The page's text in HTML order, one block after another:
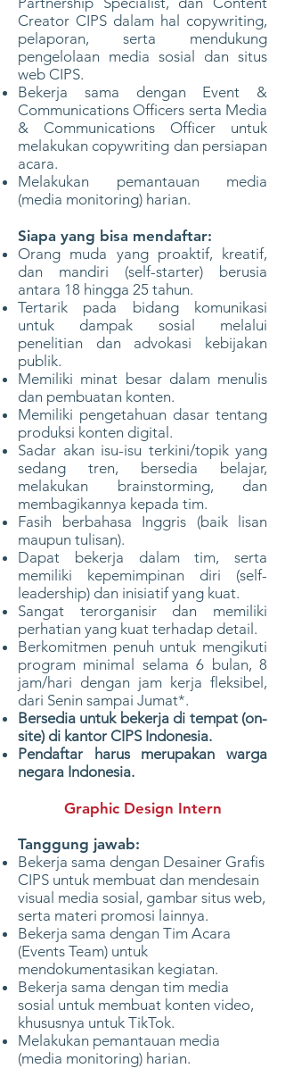
Creator CIPS dalam hal copywriting,
pelaporan, serta mendukung
pengelolaan media sosial dan situs
web CIPS.
Bekerja sama dengan Event &
Communications Officers serta Media
& Communications Officer untuk
melakukan copywriting dan persiapan
acara.
Melakukan pemantauan media
(media monitoring) harian.
Siapa yang bisa mendaftar:
Orang muda yang proaktif, kreatif,
dan mandiri (self-starter) berusia
antara 18 hingga 25 tahun.
Tertarik pada bidang komunikasi
untuk dampak sosial melalui
penelitian dan advokasi kebijakan
publik.
Memiliki minat besar dalam menulis
dan pembuatan konten.
Memiliki pengetahuan dasar tentang
produksi konten digital.
Sadar akan isu-isu terkini/topik yang
sedang tren, bersedia belajar,
melakukan brainstorming, dan
membagikannya kepada tim.
Fasih berbahasa Inggris (baik lisan
maupun tulisan).
Dapat bekerja dalam tim, serta
memiliki kepemimpinan diri (self-
leadership) dan inisiatif yang kuat.
Sangat terorganisir dan memiliki
perhatian yang kuat terhadap detail.
Berkomitmen penuh untuk mengikuti
program minimal selama 6 bulan, 8
jam/hari dengan jam kerja fleksibel,
dari Senin sampai Jumat*.
Bersedia untuk bekerja di tempat (on-
site) di kantor CIPS Indonesia.
Pendaftar harus merupakan warga
negara Indonesia.
Graphic Design Intern
Tanggung jawab:
Bekerja sama dengan Desainer Grafis
CIPS untuk membuat dan mendesain
visual media sosial, gambar situs web,
serta materi promosi lainnya.
Bekerja sama dengan Tim Acara
(Events Team) untuk
mendokumentasikan kegiatan.
Bekerja sama dengan tim media
sosial untuk membuat konten video,
khususnya untuk TikTok.
Melakukan pemantauan media
(media monitoring) harian.